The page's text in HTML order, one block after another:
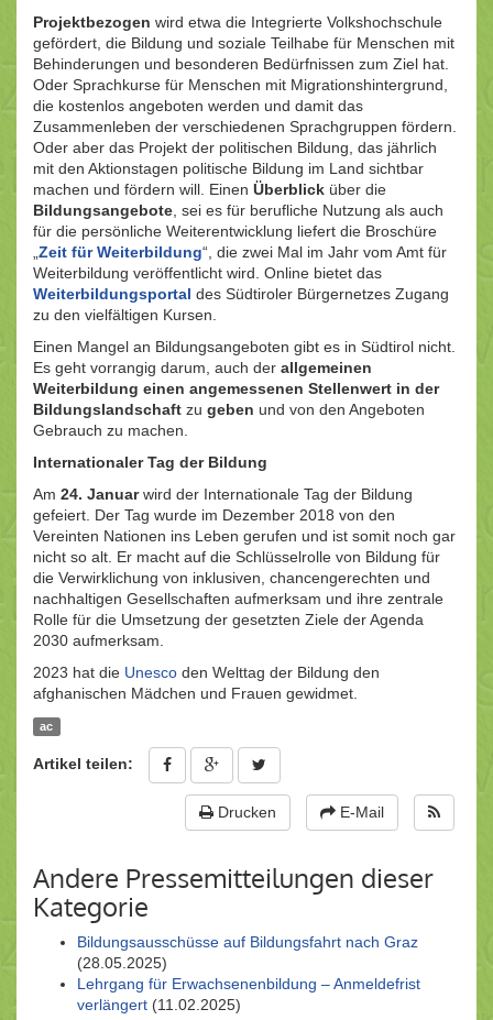
Projektbezogen wird etwa die Integrierte Volkshochschule
gefördert, die Bildung und soziale Teilhabe für Menschen mit
Behinderungen und besonderen Bedürfnissen zum Ziel hat.
Oder Sprachkurse für Menschen mit Migrationshintergrund,
die kostenlos angeboten werden und damit das
Zusammenleben der verschiedenen Sprachgruppen fördern.
Oder aber das Projekt der politischen Bildung, das jährlich
mit den Aktionstagen politische Bildung im Land sichtbar
machen und fördern will. Einen Überblick über die
Bildungsangebote , sei es für berufliche Nutzung als auch
für die persönliche Weiterentwicklung liefert die Broschüre
Zeit für Weiterbildung“, die zwei Mal im Jahr vom Amt für
Weiterbildung veröffentlicht wird. Online bietet das
Weiterbildungsportal des Südtiroler Bürgernetzes Zugang
zu den vielfältigen Kursen.
Einen Mangel an Bildungsangeboten gibt es in Südtirol nicht.
Es geht vorrangig darum, auch der allgemeinen
Weiterbildung einen angemessenen Stellenwert in der
Bildungslandschaft zu geben und von den Angeboten
Gebrauch zu machen.
Internationaler Tag der Bildung
Am 24. Januarwird der Internationale Tag der Bildung
gefeiert. Der Tag wurde im Dezember 2018 von den
Vereinten Nationen ins Leben gerufen und ist somit noch gar
nicht so alt. Er macht auf die Schlüsselrolle von Bildung für
die Verwirklichung von inklusiven, chancengerechten und
nachhaltigen Gesellschaften aufmerksam und ihre zentrale
Rolle für die Umsetzung der gesetzten Ziele der Agenda
2030 aufmerksam.
2023 hat die Unesco den Welttag der Bildung den
afghanischen Mädchen und Frauen gewidmet.
ac
Artikel teilen:
Drucken E-Mail
Andere Pressemitteilungen dieser
Kategorie
Bildungsausschüsse auf Bildungsfahrt nach Graz
(28.05.2025)
Lehrgang für Erwachsenenbildung – Anmeldefrist
verlängert (11.02.2025)